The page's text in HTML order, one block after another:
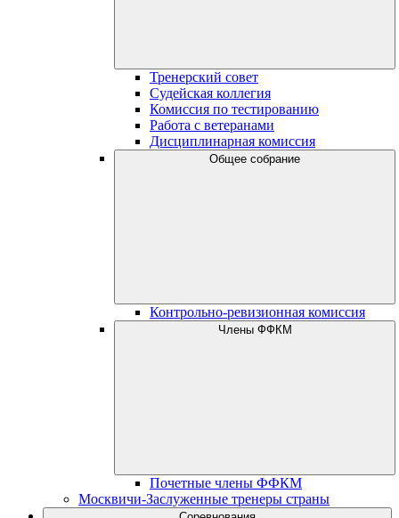
Тренерский совет
Судейская коллегия
Комиссия по тестированию
Работа с ветеранами
Дисциплинарная комиссия
Общее собрание
Контрольно-ревизионная комиссия
Члены ФФКМ
Почетные члены ФФКМ
Москвичи-Заслуженные тренеры страны